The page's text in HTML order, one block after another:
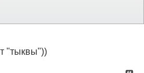
"тыквы"))